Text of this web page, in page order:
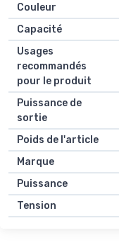
Couleur
Capacité
Usages
recommandés
pour le produit
Puissance de
sortie
Poids de l'article
Marque
Puissance
Tension